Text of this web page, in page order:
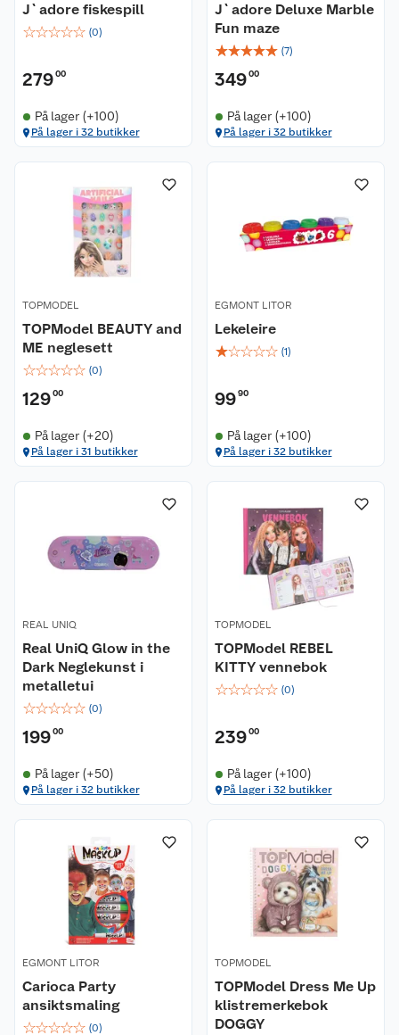
J`adore fiskespill
☆☆☆☆☆ (0)
27900
På lager (+100)
På lager i 32 butikker
J`adore Deluxe Marble
Fun maze
☆☆☆☆☆ (7)
34900
På lager (+100)
På lager i 32 butikker
TOPMODEL
TOPModel BEAUTY and
ME neglesett
☆☆☆☆☆ (0)
12900
På lager (+20)
På lager i 31 butikker
EGMONT LITOR
Lekeleire
☆☆☆☆☆ (1)
9990
På lager (+100)
På lager i 32 butikker
REAL UNIQ
Real UniQ Glow in the
Dark Neglekunst i
metalletui
☆☆☆☆☆ (0)
19900
På lager (+50)
På lager i 32 butikker
TOPMODEL
TOPModel REBEL
KITTY vennebok
☆☆☆☆☆ (0)
23900
På lager (+100)
På lager i 32 butikker
EGMONT LITOR
Carioca Party
ansiktsmaling
☆☆☆☆☆ (0)
TOPMODEL
TOPModel Dress Me Up
klistremerkebok
DOGGY